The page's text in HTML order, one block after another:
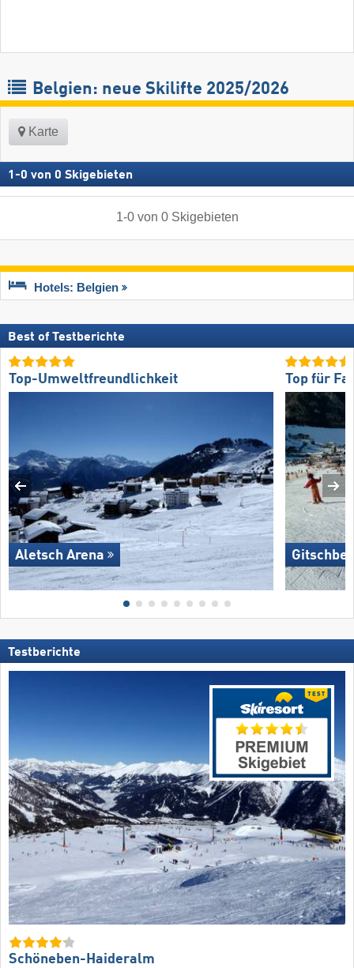
Belgien: neue Skilifte 2025/2026
Karte
1 -0 von 0 Skigebieten
1-0von 0 Skigebieten
Hotels: Belgien
Best of Testberichte
Top-Umweltfreundlichkeit
Aletsch Arena
Top für
Testberichte
Schöneben-Haideralm